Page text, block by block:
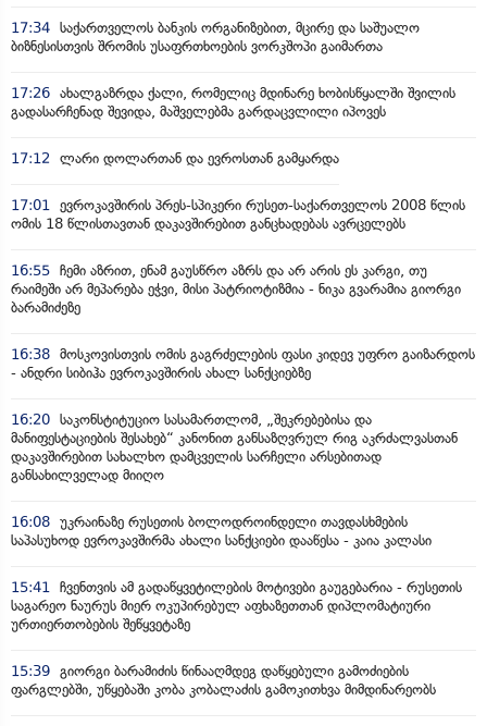
17:34 საქართველოს ბანკის ორგანიზებით, მცირე და საშუალო
ბიზნესისთვის შრომის უსაფრთხოების ვორკშოპი გაიმართა
17:26 ახალგაზრდა ქალი, რომელიც მდინარე ხობისწყალში შვილის
გადასარჩენად შევიდა, მაშველებმა გარდაცვლილი იპოვეს
17:12 ლარი დოლართან და ევროსთან გამყარდა
17:01
ევროკავშირის პრეს-სპიკერი რუსეთ-საქართველოს 2008 წლის
ომის 18 წლისთავთან დაკავშირებით განცხადებას ავრცელებს
16:55 ჩემი აზრით, ენამ გაუსწრო აზრს და არ არის ეს კარგი, თუ
რაიმეში არ მეპარება ეჭვი, მისი პატრიოტიზმია - ნიკა გვარამია გიორგი
ბარამიძეზე
16:38 მოსკოვისთვის ომის გაგრძელების ფასი კიდევ უფრო გაიზარდოს
- ანდრი სიბიჰა ევროკავშირის ახალ სანქციებზე
16:20 საკონსტიტუციო სასამართლომ, „შეკრებებისა და
მანიფესტაციების შესახებ“ კანონით განსაზღვრულ რიგ აკრძალვასთან
დაკავშირებით სახალხო დამცველის სარჩელი არსებითად
განსახილველად მიიღო
16:08 უკრაინაზე რუსეთის ბოლოდროინდელი თავდასხმების
საპასუხოდ ევროკავშირმა ახალი სანქციები დააწესა - კაია კალასი
15:41
ჩვენთვის ამ გადაწყვეტილების მოტივები გაუგებარია - რუსეთის
საგარეო ნაურუს მიერ ოკუპირებულ აფხაზეთთან დიპლომატიური
ურთიერთობების შეწყვეტაზე
15:39 გიორგი ბარამიძის წინააღმდეგ დაწყებული გამოძიების
ფარგლებში, უწყებაში კობა კობალაძის გამოკითხვა მიმდინარეობს